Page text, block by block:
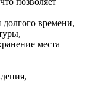
времени,
места